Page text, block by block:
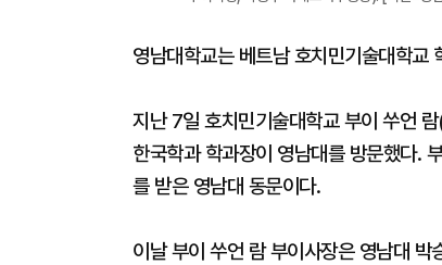
영남대학교는 베트남 호치민기술대학교
지난 7일 호치민기술대학교 부이 쑤언
한국학과 학과장이 영남대를 방문했다.
를 받은 영남대 동문이다.
이날 부이 쑤언 람 부이사장은 영남대